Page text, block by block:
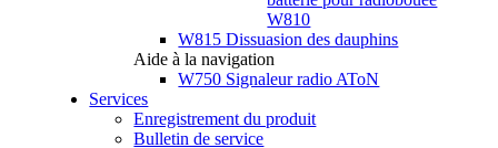
W810
W815 Dissuasion des dauphins
Aide à la navigation
W750 Signaleur radio AToN
Services
Enregistrement du produit
Bulletin de service